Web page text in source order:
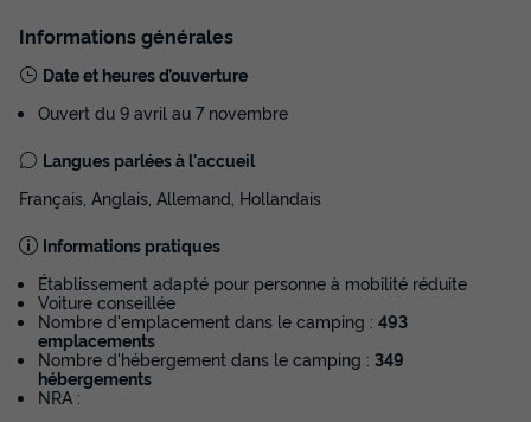
du
23/10/2026 au 30/10/2026
Meilleur prix pour 7 nuits
Modifier les dates
Voir les disponibilités
Informations générales
Date et heures d’ouverture
Ouvert du 9 avril au 7 novembre
Langues parlées à l'accueil
Français, Anglais, Allemand, Hollandais
Informations pratiques
Établissement adapté pour personne à mobilité réduite
Voiture conseillée
Nombre d'emplacement dans le camping : 493
emplacements
Nombre d'hébergement dans le camping : 349
hébergements
NRA :